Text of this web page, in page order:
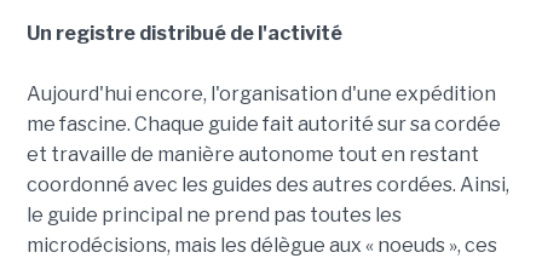
Un registre distribué de l'activité
Aujourd'hui encore, l'organisation d'une expédition
me fascine. Chaque guide fait autorité sur sa cordée
et travaille de manière autonome tout en restant
coordonné avec les guides des autres cordées. Ainsi,
le guide principal ne prend pas toutes les
microdécisions, mais les délègue aux « noeuds », ces